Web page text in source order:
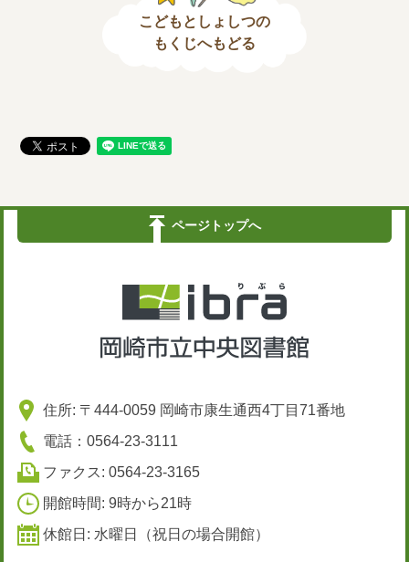
こどもとしょしつの
もくじへもどる
ページトップへ
住所: 〒444-0059 岡崎市康生通西4丁目71番地
電話：0564-23-3111
ファクス: 0564-23-3165
開館時間: 9時から21時
休館日: 水曜日（祝日の場合開館）